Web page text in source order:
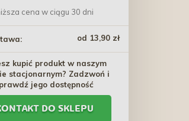
Hair & Skin
mokra,
sosie dla
290,40 zł
TRIXIE Futbolówka na
sznurku - ⌀ 6cm / 100cm
cena w ciągu 30 dni
od 13,90 zł
kupić produkt w naszym
stacjonarnym? Zadzwoń i
jego dostępność
DO SKLEPU